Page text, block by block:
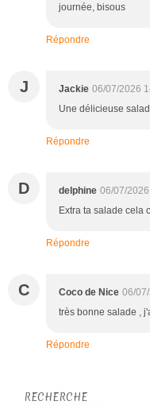
journée, bisous
Répondre
J Jackie 06/07/2026
Une délicieuse
Répondre
D delphine 06/07/
Extra ta salade cela
Répondre
C Coco de Nice 06/
très bonne salade ,
Répondre
RECHERCHE